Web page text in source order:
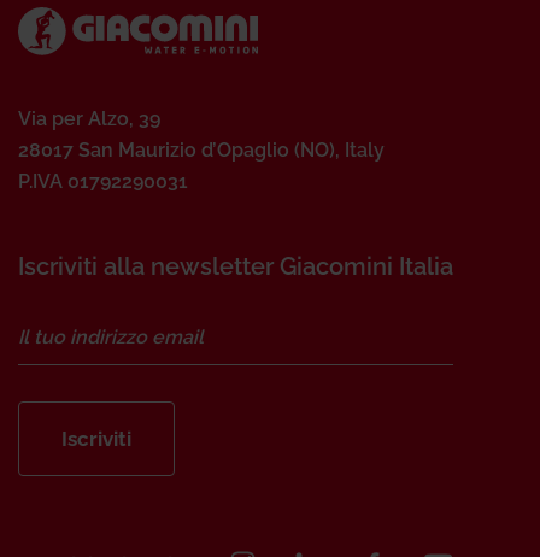
Via per Alzo, 39
28017 San Maurizio d’Opaglio (NO), Italy
P.IVA 01792290031
Iscriviti alla newsletter Giacomini Italia
Iscriviti